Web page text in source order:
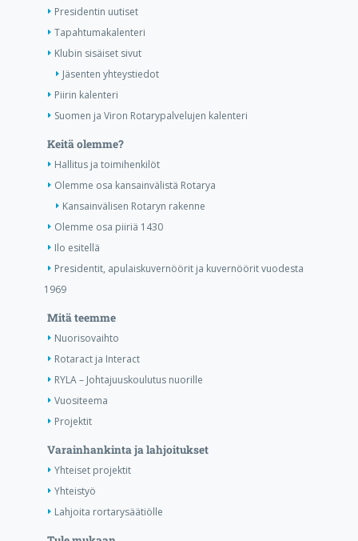
Presidentin uutiset
Tapahtumakalenteri
Klubin sisäiset sivut
Jäsenten yhteystiedot
Piirin kalenteri
Suomen ja Viron Rotarypalvelujen kalenteri
Keitä olemme?
Hallitus ja toimihenkilöt
Olemme osa kansainvälistä Rotarya
Kansainvälisen Rotaryn rakenne
Olemme osa piiriä 1430
Ilo esitellä
Presidentit, apulaiskuvernöörit ja kuvernöörit vuodesta
1969
Mitä teemme
Nuorisovaihto
Rotaract ja Interact
RYLA – Johtajuuskoulutus nuorille
Vuositeema
Projektit
Varainhankinta ja lahjoitukset
Yhteiset projektit
Yhteistyö
Lahjoita rortarysäätiölle